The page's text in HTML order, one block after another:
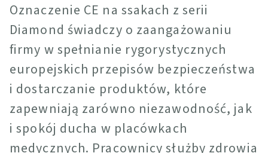
Oznaczenie CE na ssakach z serii
Diamond świadczy o zaangażowaniu
firmy w spełnianie rygorystycznych
europejskich przepisów bezpieczeństwa
i dostarczanie produktów, które
zapewniają zarówno niezawodność, jak
i spokój ducha w placówkach
medycznych. Pracownicy służby zdrowia